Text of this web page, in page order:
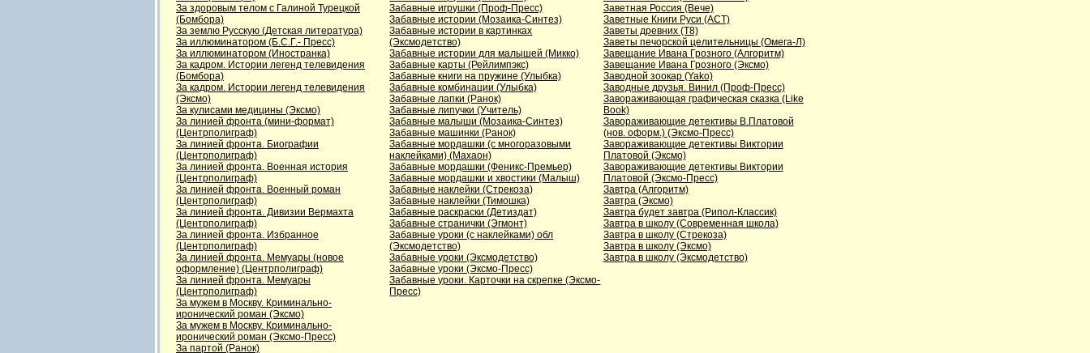
За здоровым телом с Галиной Турецкой
(Бомбора)
За землю Русскую (Детская литература)
За иллюминатором (Б.С.Г.- Пресс)
За иллюминатором (Иностранка)
За кадром. Истории легенд телевидения
(Бомбора)
За кадром. Истории легенд телевидения
(Эксмо)
За кулисами медицины (Эксмо)
За линией фронта (мини-формат)
(Центрполиграф)
За линией фронта. Биографии
(Центрполиграф)
За линией фронта. Военная история
(Центрполиграф)
За линией фронта. Военный роман
(Центрполиграф)
За линией фронта. Дивизии Вермахта
(Центрполиграф)
За линией фронта. Избранное
(Центрполиграф)
За линией фронта. Мемуары (новое
оформление) (Центрполиграф)
За линией фронта. Мемуары
(Центрполиграф)
За мужем в Москву. Криминально-
иронический роман (Эксмо)
За мужем в Москву. Криминально-
иронический роман (Эксмо-Пресс)
За партой (Ранок)
Забавные игрушки (Проф-Пресс)
Забавные истории (Мозаика-Синтез)
Забавные истории в картинках
(Эксмодетство)
Забавные истории для малышей (Микко)
Забавные карты (Рейлимпэкс)
Забавные книги на пружине (Улыбка)
Забавные комбинации (Улыбка)
Забавные лапки (Ранок)
Забавные липучки (Учитель)
Забавные малыши (Мозаика-Синтез)
Забавные машинки (Ранок)
Забавные мордашки (с многоразовыми
наклейками) (Махаон)
Забавные мордашки (Феникс-Премьер)
Забавные мордашки и хвостики (Малыш)
Забавные наклейки (Стрекоза)
Забавные наклейки (Тимошка)
Забавные раскраски (Детиздат)
Забавные странички (Эгмонт)
Забавные уроки (с наклейками) обл
(Эксмодетство)
Забавные уроки (Эксмодетство)
Забавные уроки (Эксмо-Пресс)
Забавные уроки. Карточки на скрепке (Эксмо-
Пресс)
Заветная Россия (Вече)
Заветные Книги Руси (АСТ)
Заветы древних (Т8)
Заветы печорской целительницы (Омега-Л)
Завещание Ивана Грозного (Алгоритм)
Завещание Ивана Грозного (Эксмо)
Заводной зоокар (Yako)
Заводные друзья. Винил (Проф-Пресс)
Завораживающая графическая сказка (Like
Book)
Завораживающие детективы В.Платовой
(нов. оформ.) (Эксмо-Пресс)
Завораживающие детективы Виктории
Платовой (Эксмо)
Завораживающие детективы Виктории
Платовой (Эксмо-Пресс)
Завтра (Алгоритм)
Завтра (Эксмо)
Завтра будет завтра (Рипол-Классик)
Завтра в школу (Современная школа)
Завтра в школу (Стрекоза)
Завтра в школу (Эксмо)
Завтра в школу (Эксмодетство)